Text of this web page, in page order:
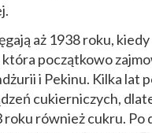
aż 1938 roku,
która początkowo
i Pekinu. Kilka lat
cukierniczych,
roku również cukru.